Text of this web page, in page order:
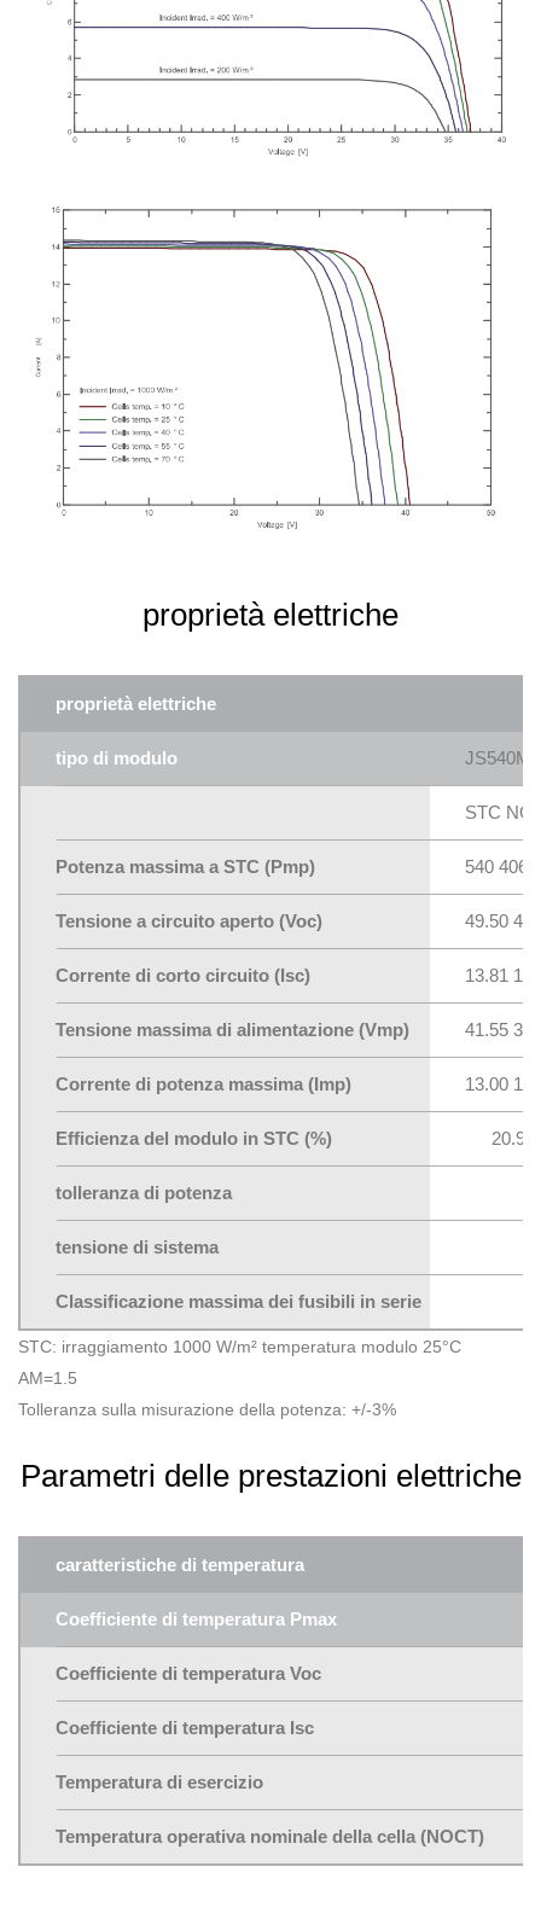
proprietà elettriche
proprietà elettriche
tipo di modulo
STC
Potenza massima a STC (Pmp) 540 406
Tensione a circuito aperto (Voc) 49.50
Corrente di corto circuito (Isc) 13.81
Tensione massima di alimentazione (Vmp) 41.55
Corrente di potenza massima (Imp) 13.00
Efficienza del modulo in STC (%) 20.90
tolleranza di potenza
tensione di sistema
Classificazione massima dei fusibili in serie
STC: irraggiamento 1000 W/m² temperatura modulo 25°C
AM=1.5
Tolleranza sulla misurazione della potenza: +/-3%
Parametri delle prestazioni elettriche
caratteristiche di temperatura
Coefficiente di temperatura Pmax
Coefficiente di temperatura Voc
Coefficiente di temperatura Isc
Temperatura di esercizio
Temperatura operativa nominale della cella (NOCT)